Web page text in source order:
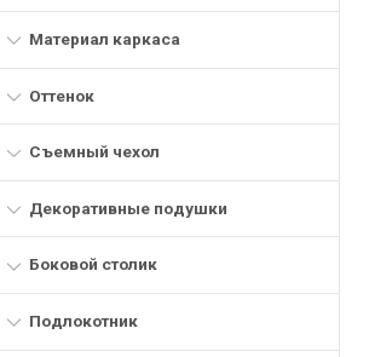
Материал каркаса
Оттенок
Съемный чехол
Декоративные подушки
Боковой столик
Подлокотник